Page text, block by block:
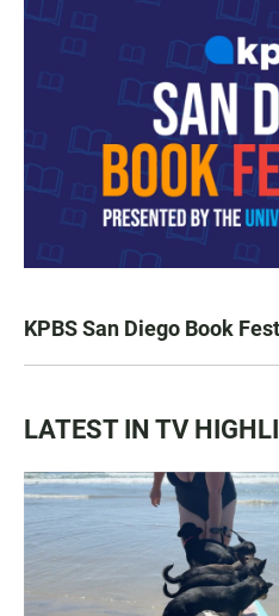
KPBS San Diego Book
LATEST IN TV